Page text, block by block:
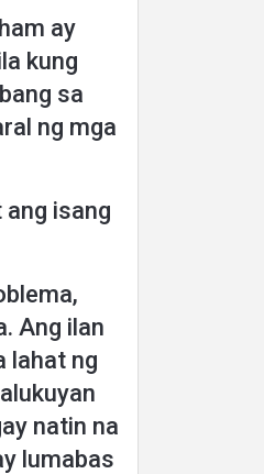
ay
kung
sa
ng mga
isang
Ang ilan
lahat ng
natin na
lumabas